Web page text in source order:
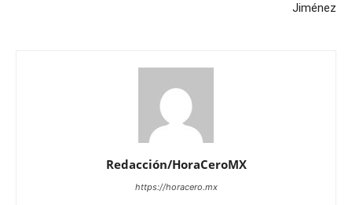
Jiménez
Redacción/HoraCeroMX
https://horacero.mx